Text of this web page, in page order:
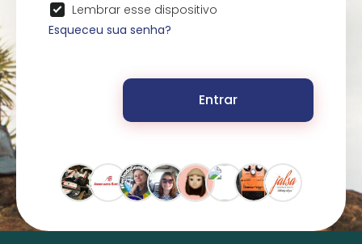
Lembrar esse dispositivo
Esqueceu sua senha?
Entrar